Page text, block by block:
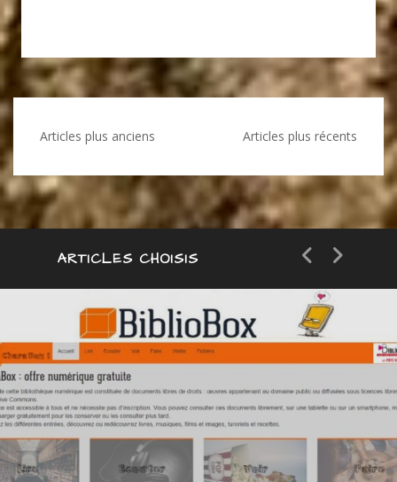
Navigation
des
articles
Articles plus anciens Articles plus récents
ARTICLES CHOISIS